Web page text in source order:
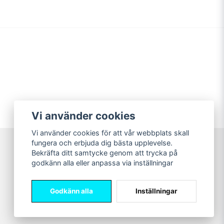
Sweet Nerds
Vi använder cookies
Vi använder cookies för att vår webbplats skall
fungera och erbjuda dig bästa upplevelse.
Bekräfta ditt samtycke genom att trycka på
godkänn alla eller anpassa via inställningar
Godkänn alla Inställningar